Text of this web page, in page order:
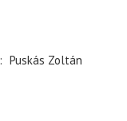
Puskás Zoltán